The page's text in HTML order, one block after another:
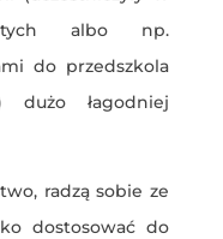
albo np.
do przedszkola
dużo łagodniej
radzą sobie ze
dostosować do